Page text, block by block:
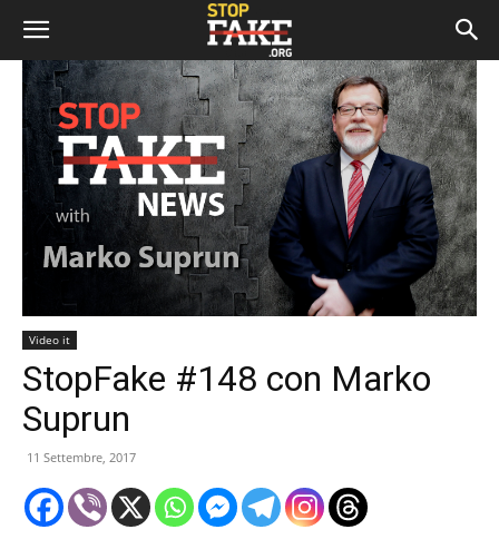
Video it
StopFake #148 con Marko
Suprun
11 Settembre, 2017